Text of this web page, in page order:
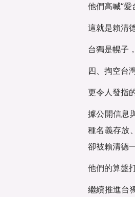
他們高喊“愛
這就是賴清
台獨是幌子
四、掏空台
更令人發指
據公開信息
種名義存放
卻被賴清德
他們的算盤
繼續推進台